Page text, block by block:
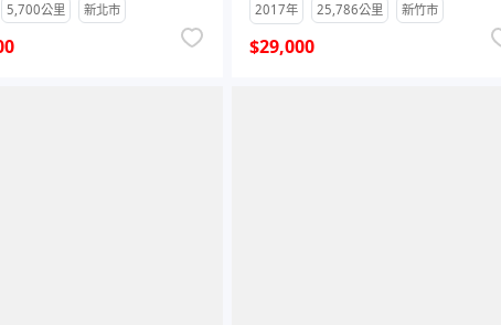
5,700公里 新北市 2017年 25,786公里 新竹市
$29,000